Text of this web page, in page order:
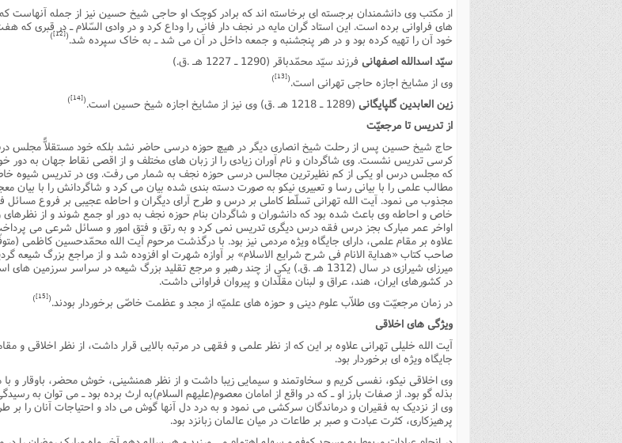
از مکتب وى دانشمندان برجسته اى برخاسته اند که برادر کوچک او حاجى شیخ حسین نیز از جمله آنهاست
هاى فراوانى برده است. این استاد گران مایه در نجف دار فانى را وداع کرد و در وادى السّلام ـ در قبرى که
خود آن را تهیه کرده بود و در هر پنجشنبه و جمعه داخل در آن مى شد ـ به خاک سپرده شد.(
[12]
)
سیّد اسدالله اصفهانى فرزند سیّد محمّدباقر (1290 ـ 1227 هـ .ق.)
وى از مشایخ اجازه حاجى تهرانى است.(
[13]
)
زین العابدین گلپایگانى (1289 ـ 1218 هـ .ق) وى نیز از مشایخ اجازه شیخ حسین است. (
[14]
)
از تدریس تا مرجعیّت
حاج شیخ حسین پس از رحلت شیخ انصارى دیگر در هیچ حوزه درسى حاضر نشد بلکه خود مستقلاًّ مجلس
کرسى تدریس نشست. وى شاگردان و نام آوران زیادى را از زبان هاى مختلف و از اقصى نقاط جهان به دور
که مجلس درس او یکى از کم نظیرترین مجالس درسى حوزه نجف به شمار مى رفت. وى در تدریس شیوه
مطالب علمى را با بیانى رسا و تعبیرى نیکو به صورت دسته بندى شده بیان مى کرد و شاگردانش را با بیان
مجذوب مى نمود. آیت الله تهرانى تسلّط کاملى بر درس و طرح آراى دیگران و احاطه عجیبى بر فروع
خاص و احاطه وى باعث شده بود که دانشوران و شاگردان بنام حوزه نجف به دور او جمع شوند و از نظرهاى
اواخر عمر مبارک بجز درس فقه درس دیگرى تدریس نمى کرد و به رتق و فتق امور و مسائل شرعى مى
صاحب کتاب «هدایة الانام فى شرح شرایع الاسلام» بر آوازه شهرت او افزوده شد و از مراجع بزرگ شیعه
میرزاى شیرازى در سال (1312 هـ .ق.) یکى از چند رهبر و مرجع تقلید بزرگ شیعه در سراسر سرزمین
در کشورهاى ایران، هند، عراق و لبنان مقلّدان و پیروان فراوانى داشت.
در زمان مرجعیّت وى طلاّب علوم دینى و حوزه هاى علمیّه از مجد و عظمت خاصّى برخوردار بودند.(
[15]
)
ویژگى هاى اخلاقى
آیت الله خلیلى تهرانى علاوه بر این که از نظر علمى و فقهى در مرتبه بالایى قرار داشت، از نظر اخلاقى و
جایگاه ویژه اى برخوردار بود.
وى اخلاقى نیکو، نفسى کریم و سخاوتمند و سیمایى زیبا داشت و از نظر همنشینى، خوش محضر، باوقار و با
بذله گو بود. از صفات بارز او ـ که در واقع از امامان معصوم(علیهم السلام)به ارث برده بود ـ مى توان به
وى از نزدیک به فقیران و درماندگان سرکشى مى نمود و به درد دل آنها گوش مى داد و احتیاجات آنان را بر
پرهیزکارى، کثرت عبادت و صبر بر طاعات در میان عالمان زبانزد بود.